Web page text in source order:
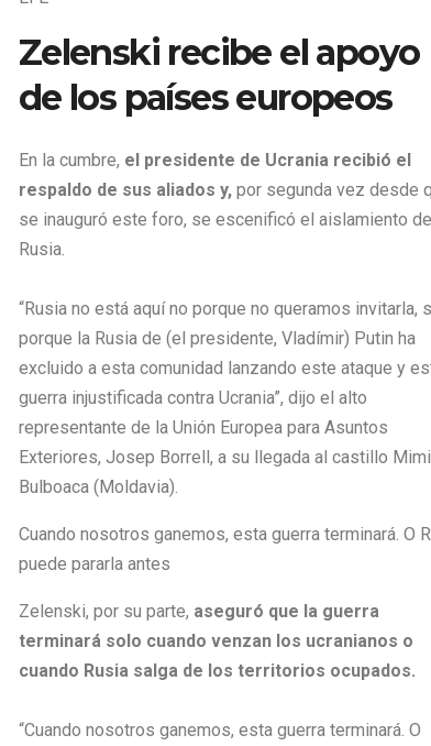
Zelenski recibe el apoyo
de los países europeos
En la cumbre, el presidente de Ucrania recibió el
respaldo de sus aliados y, por segunda vez desde
se inauguró este foro, se escenificó el aislamiento de
Rusia.
“Rusia no está aquí no porque no queramos invitarla,
porque la Rusia de (el presidente, Vladímir) Putin ha
excluido a esta comunidad lanzando este ataque y
guerra injustificada contra Ucrania”, dijo el alto
representante de la Unión Europea para Asuntos
Exteriores, Josep Borrell, a su llegada al castillo
Bulboaca (Moldavia).
Cuando nosotros ganemos, esta guerra terminará. O
puede pararla antes
Zelenski, por su parte, aseguró que la guerra
terminará solo cuando venzan los ucranianos o
cuando Rusia salga de los territorios ocupados.
“Cuando nosotros ganemos, esta guerra terminará. O